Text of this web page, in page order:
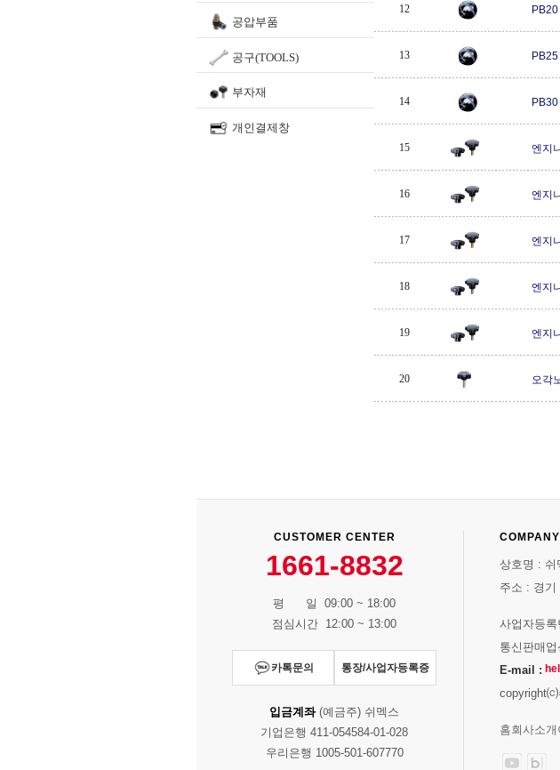
공압부품
공구(TOOLS)
부자재
개인결제창
12
13
14
15 엔지
16 엔지
17 엔지
18 엔지
19 엔지
20 오각
CUSTOMER CENTER
1661-8832
평 일 09:00 ~ 18:00
점심시간 12:00 ~ 13:00
카톡문의 통장/사업자등록증
입금계좌(예금주) 쉬멕스
기업은행 411-054584-01-028
우리은행 1005-501-607770
COMPANY
상호명 :
주소 : 경기
사업자등록
통신판매
E-mail :
copyright⒞
홈회사소개